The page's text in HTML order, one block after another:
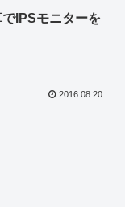
IPSモニターを
2016.08.20